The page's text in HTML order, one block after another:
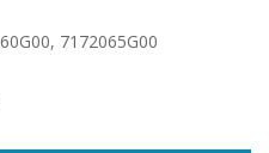
7172065G00